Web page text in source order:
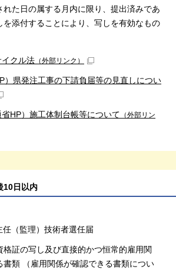
れた日の属する月内に限り、提出済みであ
を添付することにより、写しを有効なもの
クル法 （外部リンク）
）県発注工事の下請負届等の見直しについ
省HP）施工体制台帳等について （外部リン
10日以内
（監理）技術者選任届
格証の写し及び直接的かつ恒常的雇用関
書類 （雇用関係が確認できる書類につい